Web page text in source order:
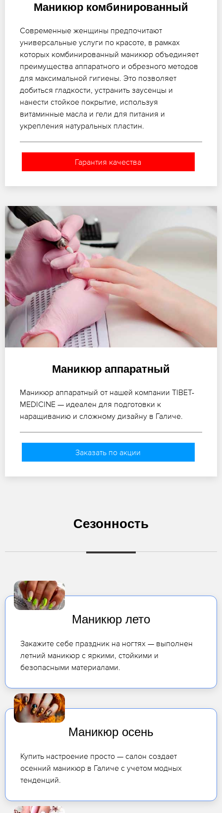
Маникюр комбинированный
Современные женщины предпочитают
универсальные услуги по красоте, в рамках
которых комбинированный маникюр объединяет
преимущества аппаратного и обрезного методов
для максимальной гигиены. Это позволяет
добиться гладкости, устранить заусенцы и
нанести стойкое покрытие, используя
витаминные масла и гели для питания и
укрепления натуральных пластин.
Гарантия качества
Маникюр аппаратный
Маникюр аппаратный от нашей компании TIBET-
MEDICINE — идеален для подготовки к
наращиванию и сложному дизайну в Галиче.
Заказать по акции
Сезонность
Маникюр лето
Закажите себе праздник на ногтях — выполнен
летний маникюр с яркими, стойкими и
безопасными материалами.
Маникюр осень
Купить настроение просто — салон создает
осенний маникюр в Галиче с учетом модных
тенденций.